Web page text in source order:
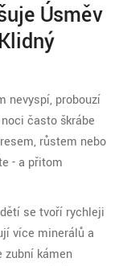
Úsměv
nevyspí, probouzí
často škrábe
růstem nebo
- a přitom
se tvoří rychleji
více minerálů a
zubní kámen